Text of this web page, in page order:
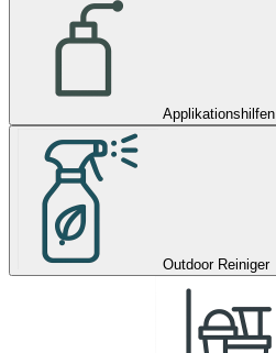
Applikationshilfen
Outdoor Reiniger